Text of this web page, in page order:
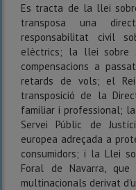
Es tracta de la llei
transposa una
responsabilitat civil
elèctrics; la llei sobre
compensacions a
retards de vols; el
transposició de la
familiar i professional;
Servei Públic de
europea adreçada a
consumidors; i la Llei
Foral de Navarra,
multinacionals derivat